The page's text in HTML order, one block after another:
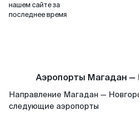
нашем сайте за
последнее время
Аэропорты Магадан —
Направление Магадан —
следующие аэропорты